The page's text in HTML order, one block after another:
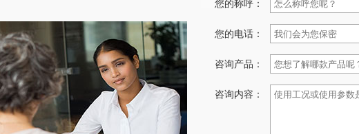
您的称呼：
您的电话：
咨询产品：
咨询内容：